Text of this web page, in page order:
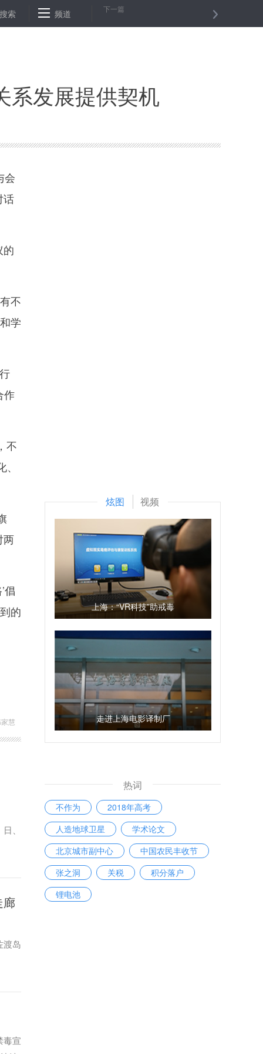
直管公房管理的意见》 秦始皇祖母陵发现现已灭绝的长臂猿新种
搜索 频道 下一篇
系发展提供契机
会
话
不
学
作
不
两
倡
的
慧
、
廊
渡岛
毒宣
炫图 视频
上海：“VR科技”助戒毒
走进上海电影译制厂
热词
不作为
2018年高考
人造地球卫星
学术论文
北京城市副中心
中国农民丰收节
张之洞
关税
积分落户
锂电池